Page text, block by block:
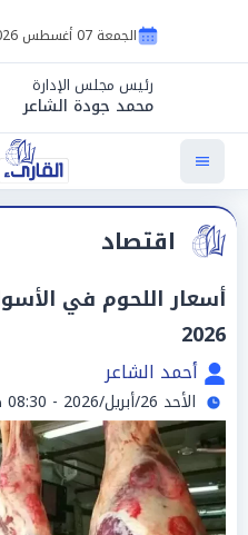
الجمعة 07 أغسطس 2026
رئيس مجلس الإدارة
محمد جودة الشاعر
اقتصاد
2026
أحمد الشاعر
الأحد 26/أبريل/2026 - 08:30 ص